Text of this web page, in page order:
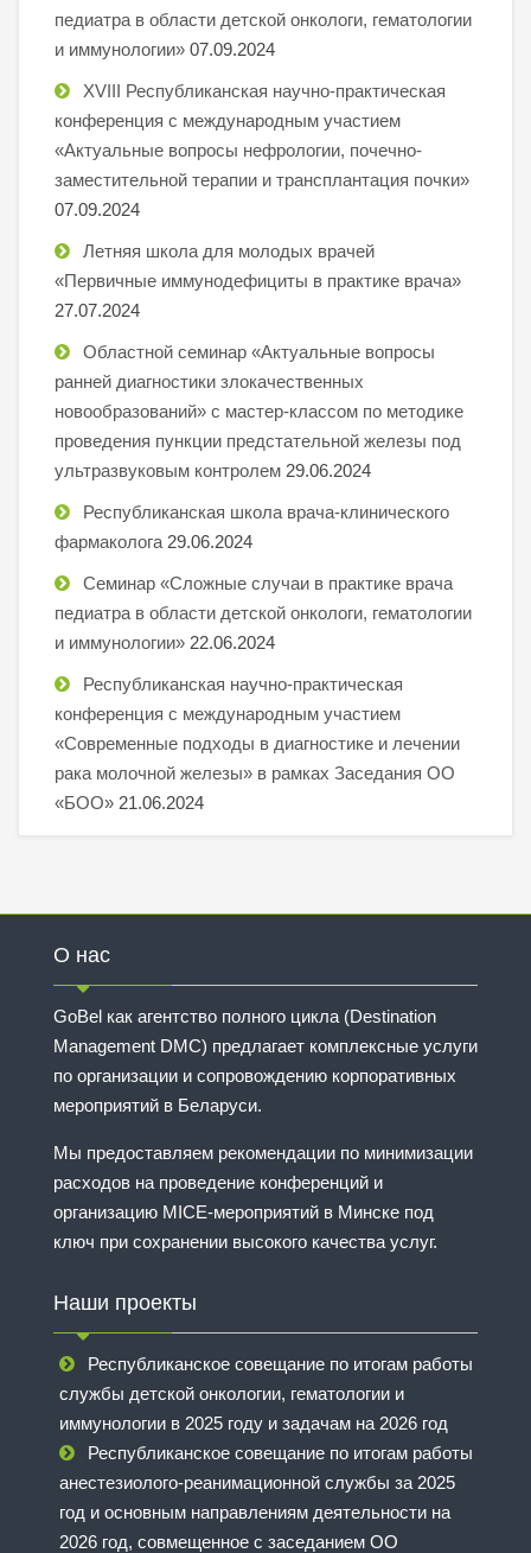
педиатра в области детской онкологи, гематологии
и иммунологии» 07.09.2024
XVIII Республиканская научно-практическая
конференция с международным участием
«Актуальные вопросы нефрологии, почечно-
заместительной терапии и трансплантация почки»
07.09.2024
Летняя школа для молодых врачей
«Первичные иммунодефициты в практике врача»
27.07.2024
Областной семинар «Актуальные вопросы
ранней диагностики злокачественных
новообразований» с мастер-классом по методике
проведения пункции предстательной железы под
ультразвуковым контролем 29.06.2024
Республиканская школа врача-клинического
фармаколога 29.06.2024
Семинар «Сложные случаи в практике врача
педиатра в области детской онкологи, гематологии
и иммунологии» 22.06.2024
Республиканская научно-практическая
конференция с международным участием
«Современные подходы в диагностике и лечении
рака молочной железы» в рамках Заседания ОО
«БОО» 21.06.2024
О нас
GoBel как агентство полного цикла (Destination
Management DMC) предлагает комплексные услуги
по организации и сопровождению корпоративных
мероприятий в Беларуси.
Мы предоставляем рекомендации по минимизации
расходов на проведение конференций и
организацию MICE-мероприятий в Минске под
ключ при сохранении высокого качества услуг.
Наши проекты
Республиканское совещание по итогам работы
службы детской онкологии, гематологии и
иммунологии в 2025 году и задачам на 2026 год
Республиканское совещание по итогам работы
анестезиолого-реанимационной службы за 2025
год и основным направлениям деятельности на
2026 год, совмещенное с заседанием ОО